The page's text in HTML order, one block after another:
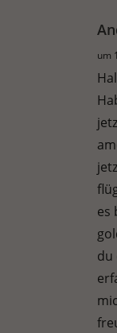
um
es
du